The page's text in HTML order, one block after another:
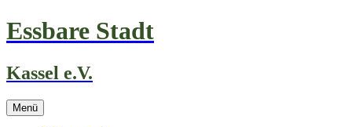
Zum
Inhalt
Essbare Stadt
Kassel e.V.
Menü